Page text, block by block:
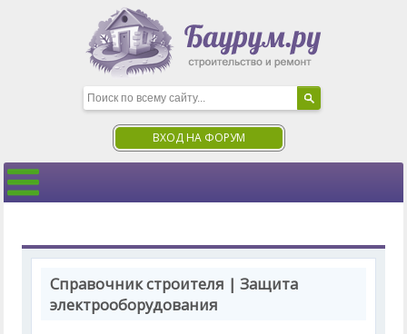
ВХОД НА ФОРУМ
Справочник строителя | Защита
электрооборудования